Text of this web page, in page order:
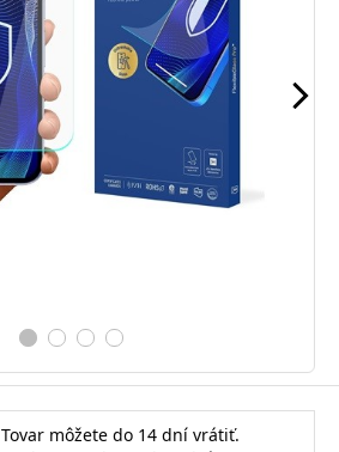
Tovar môžete do 14 dní vrátiť.